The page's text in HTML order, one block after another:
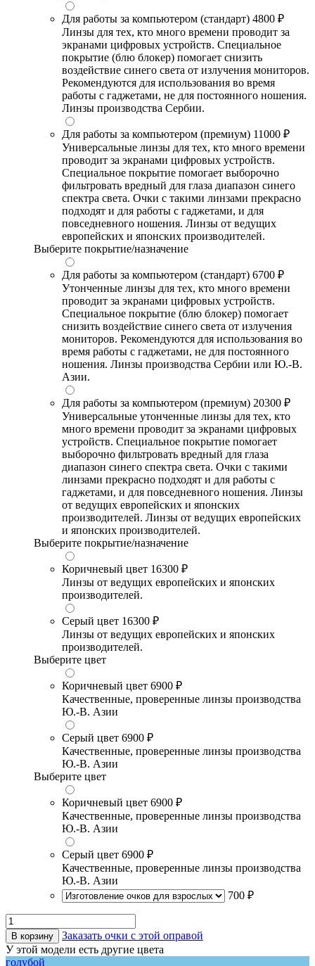
Для работы за компьютером (стандарт) 4800 ₽
Линзы для тех, кто много времени проводит за
экранами цифровых устройств. Специальное
покрытие (блю блокер) помогает снизить
воздействие синего света от излучения мониторов.
Рекомендуются для использования во время
работы с гаджетами, не для постоянного ношения.
Линзы производства Сербии.
Для работы за компьютером (премиум) 11000 ₽
Универсальные линзы для тех, кто много времени
проводит за экранами цифровых устройств.
Специальное покрытие помогает выборочно
фильтровать вредный для глаза диапазон синего
спектра света. Очки с такими линзами прекрасно
подходят и для работы с гаджетами, и для
повседневного ношения. Линзы от ведущих
европейских и японских производителей.
Выберите покрытие/назначение
Для работы за компьютером (стандарт) 6700 ₽
Утонченные линзы для тех, кто много времени
проводит за экранами цифровых устройств.
Специальное покрытие (блю блокер) помогает
снизить воздействие синего света от излучения
мониторов. Рекомендуются для использования во
время работы с гаджетами, не для постоянного
ношения. Линзы производства Сербии или Ю.-В.
Азии.
Для работы за компьютером (премиум) 20300 ₽
Универсальные утонченные линзы для тех, кто
много времени проводит за экранами цифровых
устройств. Специальное покрытие помогает
выборочно фильтровать вредный для глаза
диапазон синего спектра света. Очки с такими
линзами прекрасно подходят и для работы с
гаджетами, и для повседневного ношения. Линзы
от ведущих европейских и японских
производителей. Линзы от ведущих европейских
и японских производителей.
Выберите покрытие/назначение
Коричневый цвет 16300 ₽
Линзы от ведущих европейских и японских
производителей.
Серый цвет 16300 ₽
Линзы от ведущих европейских и японских
производителей.
Выберите цвет
Коричневый цвет 6900 ₽
Качественные, проверенные линзы производства
Ю.-В. Азии
Серый цвет 6900 ₽
Качественные, проверенные линзы производства
Ю.-В. Азии
Выберите цвет
Коричневый цвет 6900 ₽
Качественные, проверенные линзы производства
Ю.-В. Азии
Серый цвет 6900 ₽
Качественные, проверенные линзы производства
Ю.-В. Азии
700 ₽
В корзину
Заказать очки с этой оправой
У этой модели есть другие цвета
голубой